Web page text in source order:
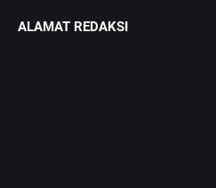
ALAMAT REDAKSI